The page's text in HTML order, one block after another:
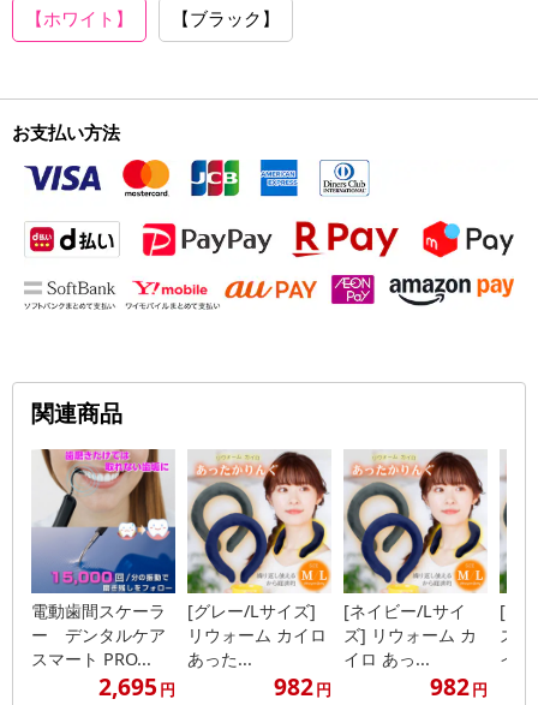
【ホワイト】 【ブラック】
お支払い方法
関連商品
電動歯間スケーラ
ー デンタルケア
スマート PRO...
2,695 円
[グレー/Lサイズ]
リウォーム カイロ
あった...
982円
[ネイビー/Lサイ
ズ] リウォーム カ
イロ あっ...
982円
[ネ
ズ]
イ